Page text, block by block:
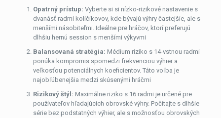
Opatrný prístup: Vyberte si si nízko-rizikové nastavenie s
dvanásť radmi kolíčikovov, kde bývajú výhry častejšie, ale s
menšími násobiteľmi. Ideálne pre hráčov, ktorí preferujú
dlhšiu hernú session s menšími výkyvmi
Balansovaná stratégia: Médium riziko s 14-vstnou radmi
ponúka kompromis spomedzi frekvenciou výhier a
veľkosťou potenciálnych koeficientov. Táto voľba je
najobľúbenejšia medzi skúsenými hráčmi
Rizikový štýl: Maximálne riziko s 16 radmi je určené pre
používateľov hľadajúcich obrovské výhry. Počítajte s dlhšie
série bez podstatných výhier, ale s možnosťou obrovských